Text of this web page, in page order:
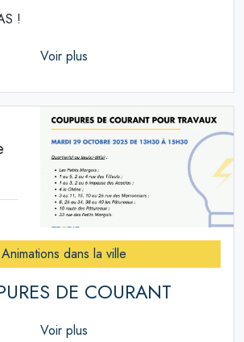
!
Voir plus
Animations dans la ville
DE COURANT
Voir plus